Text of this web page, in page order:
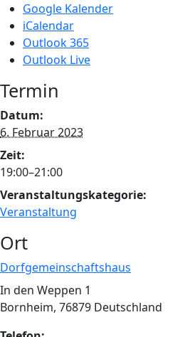
Google Kalender
iCalendar
Outlook 365
Outlook Live
Termin
Datum:
6. Februar 2023
Zeit:
19:00–21:00
Veranstaltungskategorie:
Veranstaltung
Ort
Dorfgemeinschaftshaus
In den Weppen 1
Bornheim, 76879 Deutschland